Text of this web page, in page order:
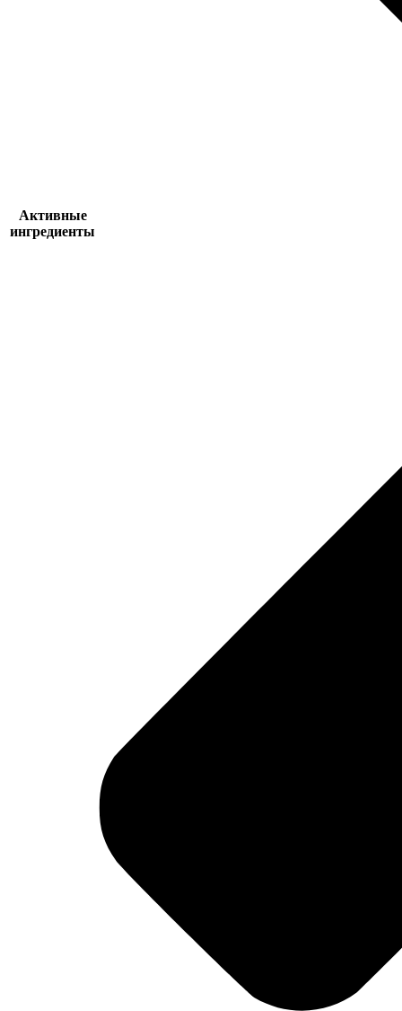
Активные
ингредиенты